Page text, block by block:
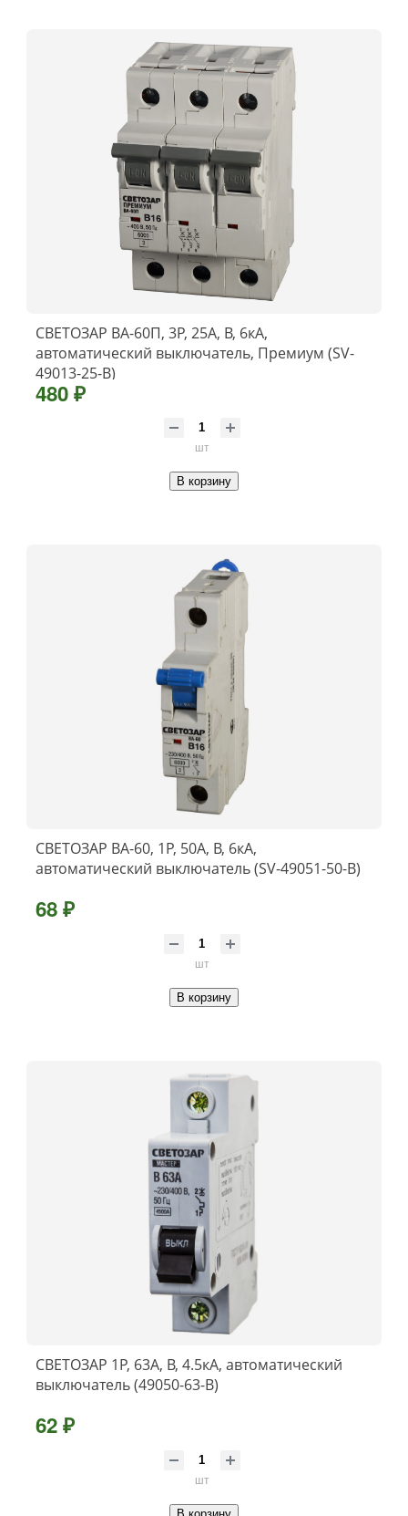
СВЕТОЗАР ВА-60П, 3P, 25А, B, 6кА,
автоматический выключатель, Премиум (SV-
49013-25-B)
480 ₽
шт
В корзину
СВЕТОЗАР ВА-60, 1P, 50А, B, 6кА,
автоматический выключатель (SV-49051-50-B)
68 ₽
шт
В корзину
СВЕТОЗАР 1P, 63А, B, 4.5кА, автоматический
выключатель (49050-63-B)
62 ₽
шт